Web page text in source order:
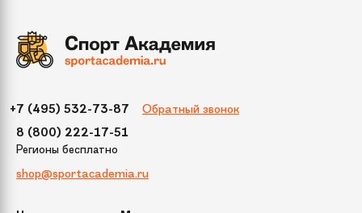
+7 (495) 532-73-87 Обратный звонок
8 (800) 222-17-51
Регионы бесплатно
shop@sportacademia.ru